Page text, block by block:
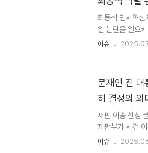
혐의가 없다고
의 배경과 전개
최동석 인사혁신
일 논란을 일으
란은 사과에도
의 '입장 없음'…
혹은 답은 없다'
대통..
이슈
문재인 전 대
허 결정의 의
재판 이송 신청
재판부가 사건
로 이송해 달라
이슈